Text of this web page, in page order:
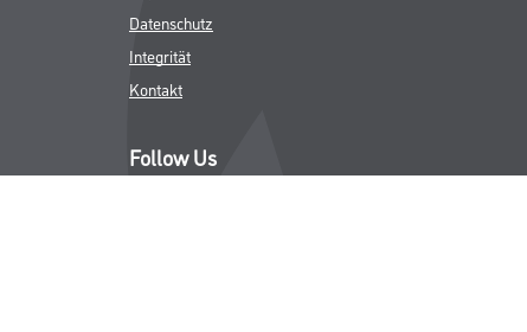
Logistik- und Servicepreisliste
Impressum
Datenschutz
Kontakt